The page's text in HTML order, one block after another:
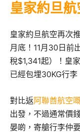
皇家約旦
皇家約旦航空再次
月底！11月30日前
稅$1,341起）！皇
已經包埋30KG行
對比返阿聯酋航空
出發，不過通常價
晏啲，寄艙行李仲